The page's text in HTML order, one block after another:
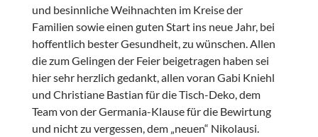
und besinnliche Weihnachten im Kreise der
Familien sowie einen guten Start ins neue Jahr, bei
hoffentlich bester Gesundheit, zu wünschen. Allen
die zum Gelingen der Feier beigetragen haben sei
hier sehr herzlich gedankt, allen voran Gabi Kniehl
und Christiane Bastian für die Tisch-Deko, dem
Team von der Germania-Klause für die Bewirtung
und nicht zu vergessen, dem „neuen“ Nikolausi.